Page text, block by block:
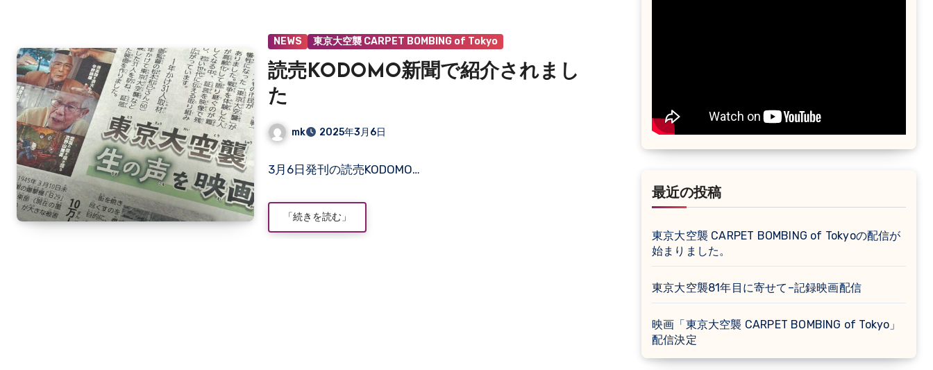
り
ま
せ
ん
NEWS 東京大空襲 CARPET BOMBING of Tokyo
読売KODOMO新聞で紹介されまし
た
mk 2025年3月6日
メ
ト
3月6日発刊の読売KODOMO…
「続きを読む」
最近の投稿
東京大空襲 CARPET BOMBING of Tokyoの配信が
始まりました。
東京大空襲81年目に寄せて–記録映画配信
映画「東京大空襲 CARPET BOMBING of Tokyo」
配信決定